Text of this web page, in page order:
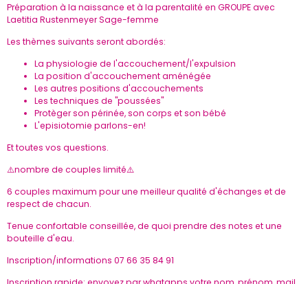
Préparation à la naissance et à la parentalité en GROUPE avec
Laetitia Rustenmeyer Sage-femme
Les thèmes suivants seront abordés:
La physiologie de l'accouchement/l'expulsion
La position d'accouchement aménégée
Les autres positions d'accouchements
Les techniques de "poussées"
Protèger son périnée, son corps et son bébé
L'episiotomie parlons-en!
Et toutes vos questions.
⚠️nombre de couples limité⚠️
6 couples maximum pour une meilleur qualité d'échanges et de
respect de chacun.
Tenue confortable conseillée, de quoi prendre des notes et une
bouteille d'eau.
Inscription/informations 07 66 35 84 91